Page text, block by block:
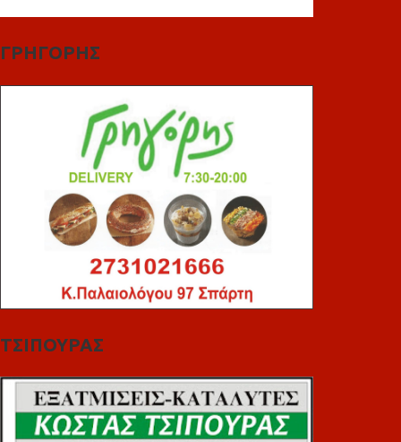
ΓΡΗΓΟΡΗΣ
ΤΣΙΠΟΥΡΑΣ